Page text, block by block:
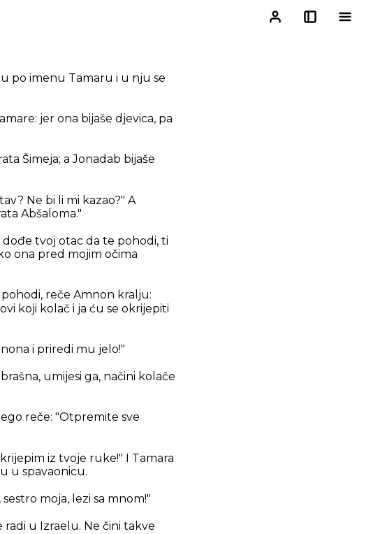
po imenu Tamaru i u nju se
jer ona bijaše djevica, pa
Šimeja; a Jonadab bijaše
Ne bi li mi kazao?" A
Abšaloma."
tvoj otac da te pohodi, ti
ona pred mojim očima
reče Amnon kralju:
koji kolač i ja ću se okrijepiti
i priredi mu jelo!"
umijesi ga, načini kolače
reče: "Otpremite sve
iz tvoje ruke!" I Tamara
u spavaonicu.
moja, lezi sa mnom!"
radi u Izraelu. Ne čini takve